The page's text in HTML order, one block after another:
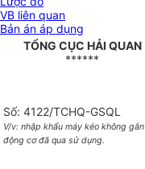
VB liên quan
Bản án áp dụng
TỔNG CỤC HẢI QUAN
******
Số: 4122/TCHQ-GSQL
V/v: nhập khẩu máy kéo không gắn
động cơ đã qua sử dụng.